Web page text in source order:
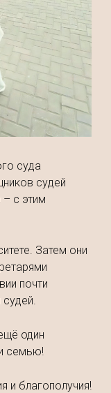
суда
судей
– с этим
Затем они
почти
один
семью!
благополучия!